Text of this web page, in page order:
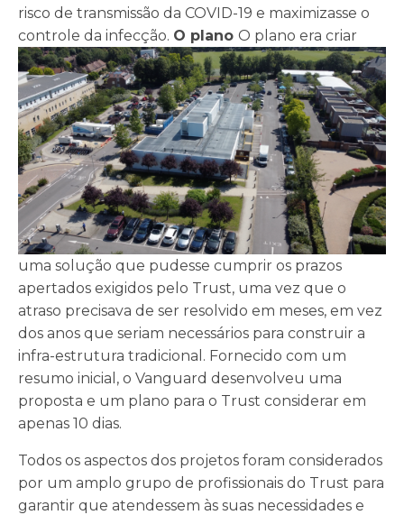
risco de transmissão da COVID-19 e maximizasse o
controle da infecção. O plano O plano era criar
uma solução que pudesse cumprir os prazos
apertados exigidos pelo Trust, uma vez que o
atraso precisava de ser resolvido em meses, em vez
dos anos que seriam necessários para construir a
infra-estrutura tradicional. Fornecido com um
resumo inicial, o Vanguard desenvolveu uma
proposta e um plano para o Trust considerar em
apenas 10 dias.
Todos os aspectos dos projetos foram considerados
por um amplo grupo de profissionais do Trust para
garantir que atendessem às suas necessidades e